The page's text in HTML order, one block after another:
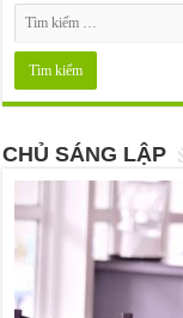
CHỦ SÁNG LẬP